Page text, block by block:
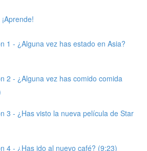
1 - ¿Alguna vez has estado en Asia?
2 - ¿Alguna vez has comido comida
3 - ¿Has visto la nueva película de Star
4 - ¿Has ido al nuevo café? (9:23)